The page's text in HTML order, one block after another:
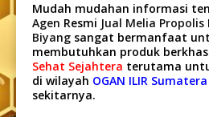
Mudah mudahan informasi
Agen Resmi Jual Melia Propolis
Biyang sangat bermanfaat
membutuhkan produk
Sehat Sejahtera terutama
di wilayah OGAN ILIR
sekitarnya.